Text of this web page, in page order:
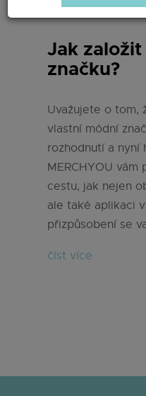
Jak
značku?
Uvažujete o tom,
vlastní módní
rozhodnutí a nyní
MERCHYOU
cestu, jak nejen
ale také aplikaci
přizpůsobení se
číst více